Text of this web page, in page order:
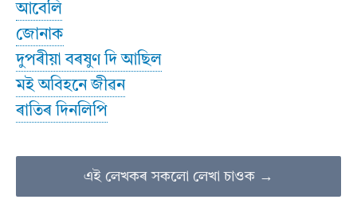
আবেলি
জোনাক
দুপৰীয়া বৰষুণ দি আছিল
মই অবিহনে জীৱন
ৰাতিৰ দিনলিপি
এই লেখকৰ সকলো লেখা চাওক →